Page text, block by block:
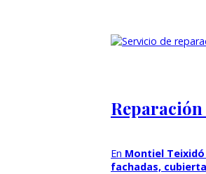
En Montiel Teixidó
fachadas,